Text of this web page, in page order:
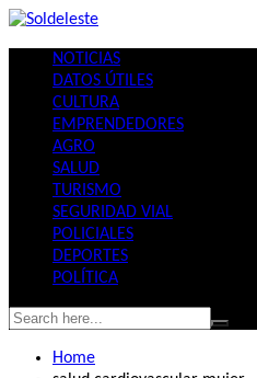
Skip
contentNOTICIAS
DATOS ÚTILES
CULTURA
EMPRENDEDORES
AGRO
SALUD
TURISMO
SEGURIDAD VIAL
POLICIALES
DEPORTES
POLÍTICA
Home